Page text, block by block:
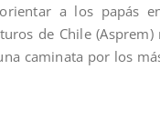
orientar a los
de Chile
caminata por los